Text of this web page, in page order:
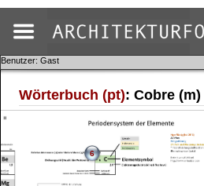
Benutzer: Gast
Wörterbuch (pt): Cobre (m)
6